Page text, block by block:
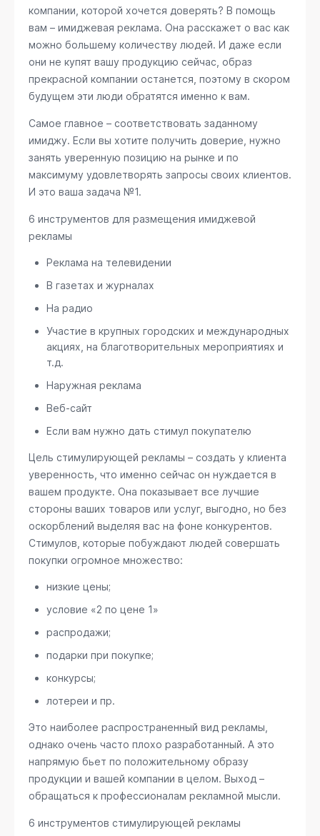
компании, которой хочется доверять? В помощь
вам – имиджевая реклама. Она расскажет о вас как
можно большему количеству людей. И даже если
они не купят вашу продукцию сейчас, образ
прекрасной компании останется, поэтому в скором
будущем эти люди обратятся именно к вам.
Самое главное – соответствовать заданному
имиджу. Если вы хотите получить доверие, нужно
занять уверенную позицию на рынке и по
максимуму удовлетворять запросы своих клиентов.
И это ваша задача №1.
6 инструментов для размещения имиджевой
рекламы
Реклама на телевидении
В газетах и журналах
На радио
Участие в крупных городских и международных
акциях, на благотворительных мероприятиях и
т.д.
Наружная реклама
Веб-сайт
Если вам нужно дать стимул покупателю
Цель стимулирующей рекламы – создать у клиента
уверенность, что именно сейчас он нуждается в
вашем продукте. Она показывает все лучшие
стороны ваших товаров или услуг, выгодно, но без
оскорблений выделяя вас на фоне конкурентов.
Стимулов, которые побуждают людей совершать
покупки огромное множество:
низкие цены;
условие «2 по цене 1»
распродажи;
подарки при покупке;
конкурсы;
лотереи и пр.
Это наиболее распространенный вид рекламы,
однако очень часто плохо разработанный. А это
напрямую бьет по положительному образу
продукции и вашей компании в целом. Выход –
обращаться к профессионалам рекламной мысли.
6 инструментов стимулирующей рекламы